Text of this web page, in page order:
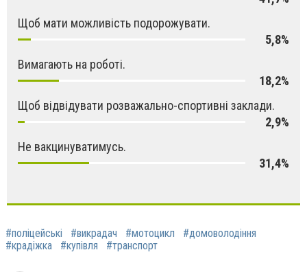
Щоб мати можливість подорожувати.
5,8%
Вимагають на роботі.
18,2%
Щоб відвідувати розважально-спортивні заклади.
2,9%
Не вакцинуватимусь.
31,4%
#поліцейські #викрадач #мотоцикл
#домоволодіння
#крадіжка
#купівля #транспорт